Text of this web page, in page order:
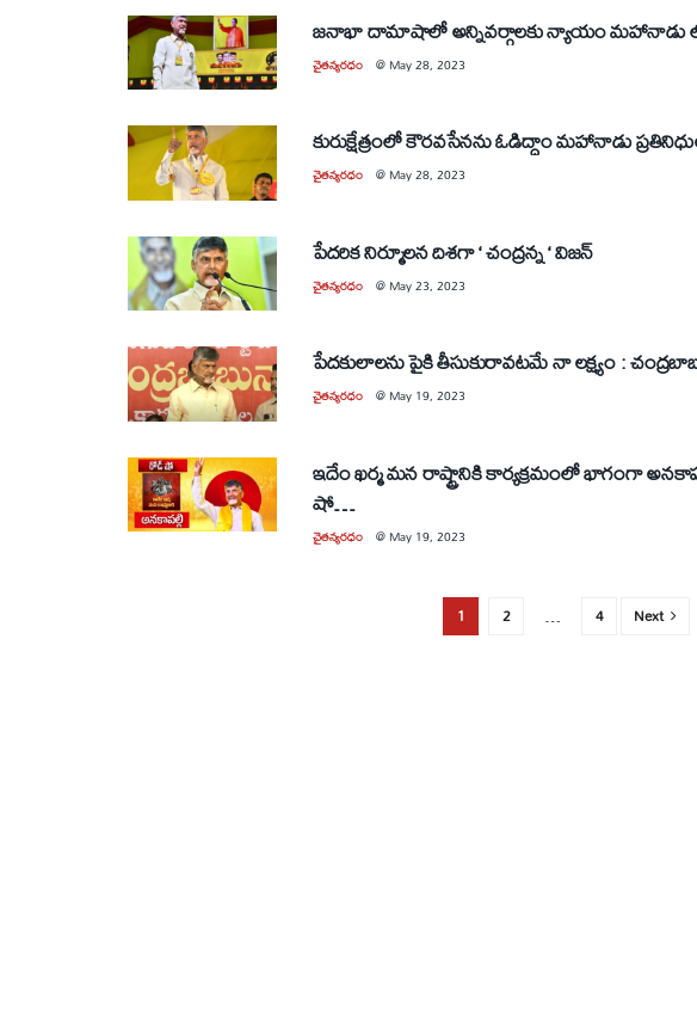
జనాభా దామాషాలో అన్నివర్గాలకు న్యాయం మహానాడు
చైతన్యరధం @ May 28, 2023
కురుక్షేత్రంలో కౌరవసేనను ఓడిద్దాం మహానాడు
చైతన్యరధం @ May 28, 2023
పేదరిక నిర్మూలన దిశగా ‘ చంద్రన్న ‘ విజన్
చైతన్యరధం @ May 23, 2023
పేదకులాలను పైకి తీసుకురావటమే నా లక్ష్యం :
చైతన్యరధం @ May 19, 2023
ఇదేం ఖర్మ మన రాష్ట్రానికి కార్యక్రమంలో భాగంగా
షో…
చైతన్యరధం @ May 19, 2023
1 2 … 4 Next